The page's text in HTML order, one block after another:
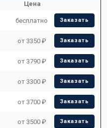
Цена
бесплатно Заказать
от 3350 ₽ Заказать
от 3790 ₽ Заказать
от 3300 ₽ Заказать
от 3700 ₽ Заказать
от 3500 ₽ Заказать